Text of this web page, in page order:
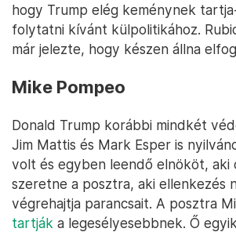
tartják esélyesnek. A szenátus
külügyi bizottságában is magas
politikus a Kínával szembeni
Kuba ellen is, az ukrán ellenállást
A szenátus viszont egészen
áldását adná a kongresszusi
poszt betöltéséhez, és Grenellel
pár demokrata szavazatot is
hogy Trump elég keménynek